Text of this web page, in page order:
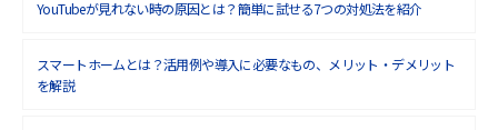
2018年7月(6)
2018年6月(6)
YouTubeが見れない時の原因とは？簡単に試せる7つの対処法を紹介
スマートホームとは？活用例や導入に必要なもの、メリット・デメリット
を解説